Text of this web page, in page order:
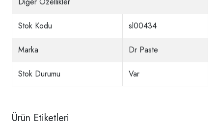
Stok Kodu sl00434
Marka Dr Paste
Stok Durumu Var
Ürün Etiketleri